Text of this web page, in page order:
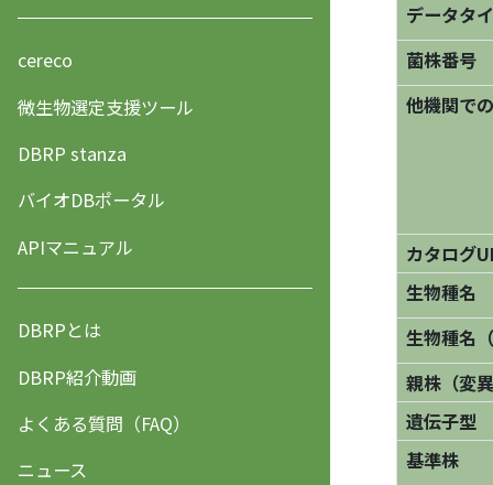
cereco
微生物選定支援ツール
DBRP stanza
バイオDBポータル
APIマニュアル
DBRPとは
DBRP紹介動画
よくある質問（FAQ）
ニュース
データタ
菌株番号
他機関で
カタログ
生物種名
生物種名
親株（変
遺伝子型
基準株